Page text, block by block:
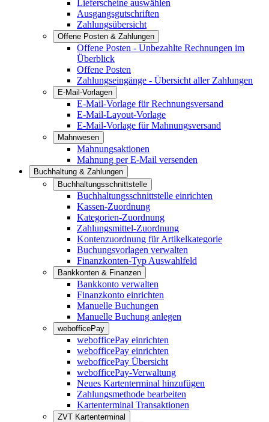
Lieferscheine auswählen
Ausgangsgutschriften
Zahlungsübersicht
Offene Posten & Zahlungen
Offene Posten - Unbezahlte Rechnungen im
Überblick
Offene Posten
Zahlungseingänge - Übersicht aller Zahlungen
E-Mail-Vorlagen
E-Mail-Vorlage für Rechnungsversand
E-Mail-Layout-Vorlage
E-Mail-Vorlage für Mahnungsversand
Mahnwesen
Mahnungsaktionen
Mahnung per E-Mail versenden
Buchhaltung & Zahlungen
Buchhaltungsschnittstelle
Buchhaltungsschnittstelle einrichten
Kassen-Zuordnung
Kategorien-Zuordnung
Zahlungsmittel-Zuordnung
Kontenzuordnung für Artikelkategorie
Buchungsvorlagen verwalten
Finanzkonten-Typ Auswahlfeld
Bankkonten & Finanzen
Bankkonto verwalten
Finanzkonto einrichten
Manuelle Buchungen
Manuelle Buchung anlegen
webofficePay
webofficePay einrichten
webofficePay einrichten
webofficePay Übersicht
webofficePay-Verwaltung
Neues Kartenterminal hinzufügen
Zahlungsmethode bearbeiten
Kartenterminal Transaktionen
ZVT Kartenterminal